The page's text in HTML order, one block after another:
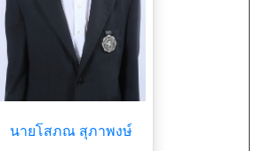
นายโสภณ สุภาพงษ์